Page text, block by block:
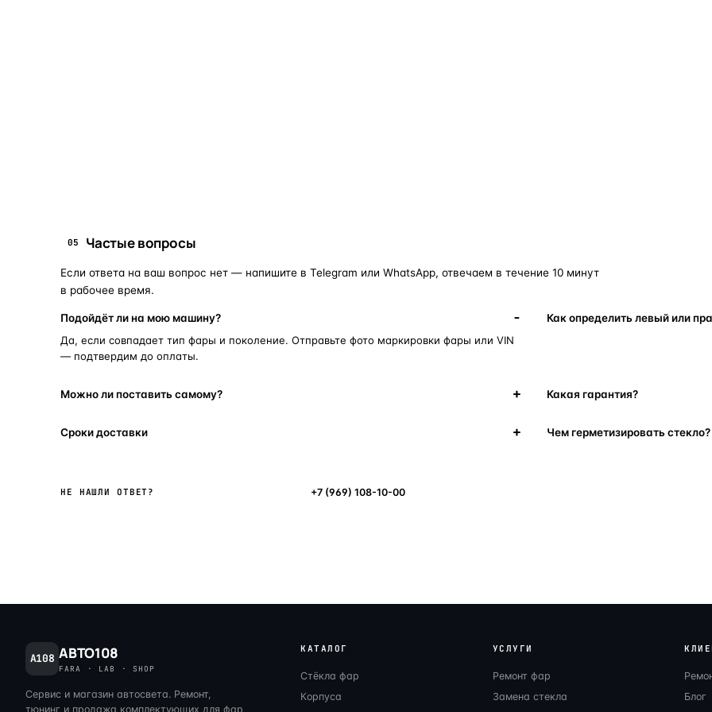
05 Частые вопросы
Если ответа на ваш вопрос нет — напишите в Telegram или WhatsApp, отвечаем в течение 10 минут
в рабочее время.
Подойдёт ли на мою машину?
Да, если совпадает тип фары и поколение. Отправьте фото маркировки фары или VIN
— подтвердим до оплаты.
Как определить левый или
Можно ли поставить самому? Какая гарантия?
Сроки доставки Чем герметизировать стекло?
НЕ НАШЛИ ОТВЕТ? +7 (969) 108-10-00
A108 АВТО108
FARA · LAB · SHOP
Сервис и магазин автосвета. Ремонт,
тюнинг и продажа комплектующих для фар
КАТАЛОГ
Стёкла фар
Корпуса
УСЛУГИ
Ремонт фар
Замена стекла
Блог